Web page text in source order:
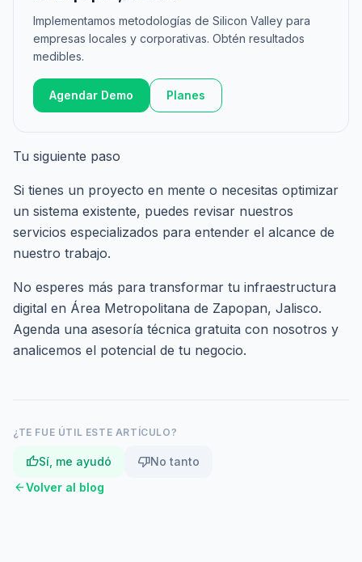
Implementamos metodologías de Silicon Valley para
empresas locales y corporativas. Obtén resultados
medibles.
Agendar Demo Planes
Tu siguiente paso
Si tienes un proyecto en mente o necesitas optimizar
un sistema existente, puedes revisar nuestros
servicios especializados para entender el alcance de
nuestro trabajo.
No esperes más para transformar tu infraestructura
digital en Área Metropolitana de Zapopan, Jalisco.
Agenda una asesoría técnica gratuita con nosotros y
analicemos el potencial de tu negocio.
¿TE FUE ÚTIL ESTE ARTÍCULO?
thumb_upSí, me ayudó thumb_downNo tanto
arrow_backVolver al blog